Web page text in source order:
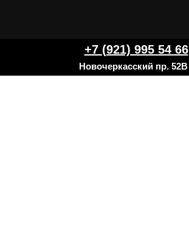
+7 (921) 995 54 66
Новочеркасский пр. 52В